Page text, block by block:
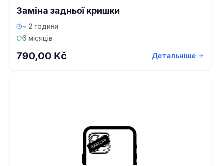
Заміна задньої кришки
~ 2 години
6 місяців
790,00 Kč Детальніше